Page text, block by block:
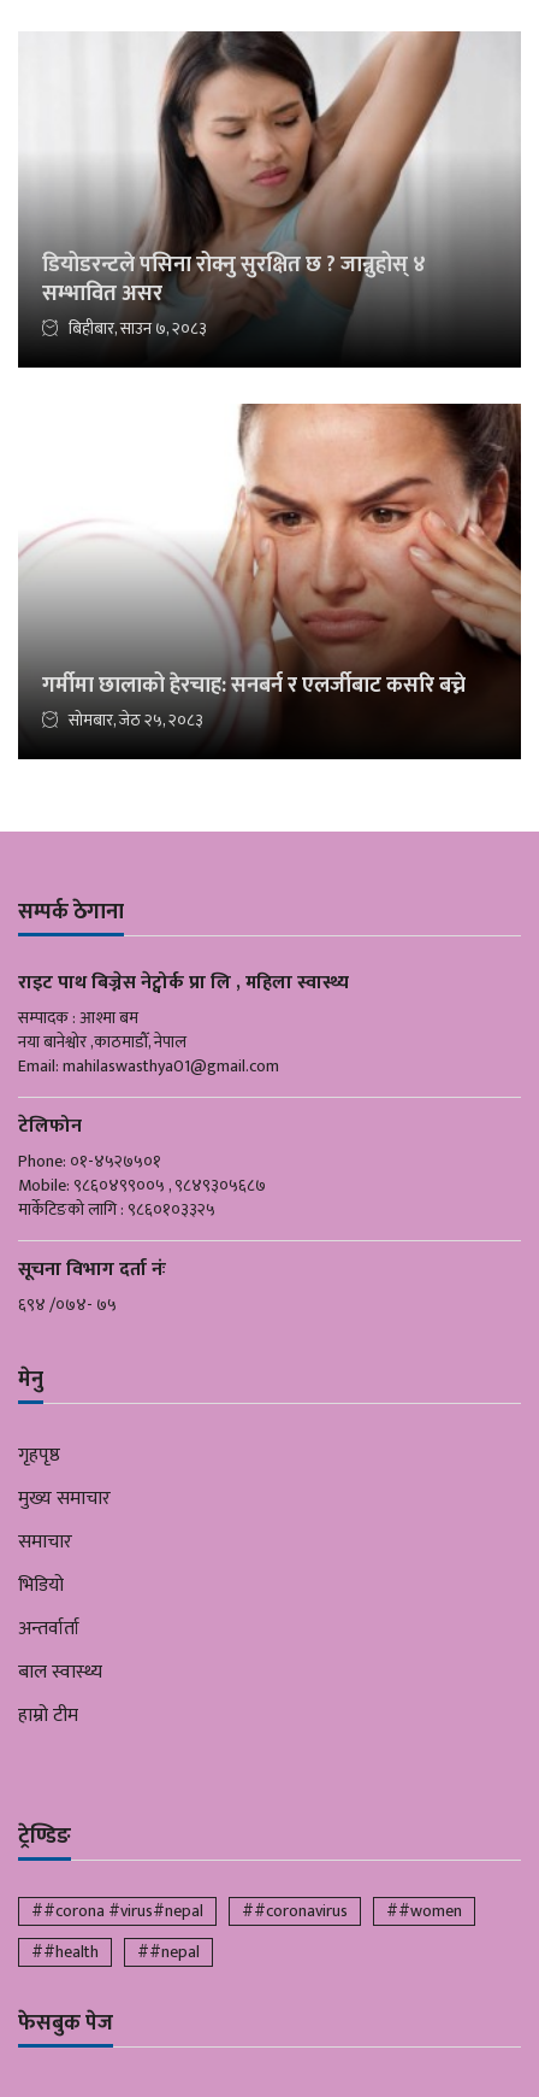
डियोडरन्टले पसिना रोक्नु सुरक्षित छ ? जान्नुहोस् ४
सम्भावित असर
बिहीबार, साउन ७, २०८३
गर्मीमा छालाको हेरचाह: सनबर्न र एलर्जीबाट कसरि बच्ने
सोमबार, जेठ २५, २०८३
सम्पर्क ठेगाना
राइट पाथ बिज्नेस नेट्वोर्क प्रा लि , महिला स्वास्थ्य
सम्पादक : आश्मा बम
नया बानेश्वोर ,काठमाडौँ, नेपाल
Email:mahilaswasthya01@gmail.com
टेलिफोन
Phone: ०१-४५२७५०१
Mobile: ९८६०४९९००५ , ९८४९३०५६८७
मार्केटिङको लागि : ९८६०१०३३२५
सूचना विभाग दर्ता नंः
६९४ /०७४- ७५
मेनु
गृहपृष्ठ
मुख्य समाचार
समाचार
भिडियो
अन्तर्वार्ता
बाल स्वास्थ्य
हाम्रो टीम
ट्रेण्डिङ
##corona #virus#nepal ##coronavirus
##women
##health
##nepal
फेसबुक पेज